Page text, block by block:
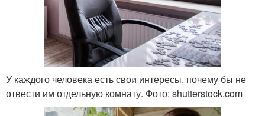
У каждого человека есть свои интересы, почему бы не
отвести им отдельную комнату. Фото: shutterstock.com